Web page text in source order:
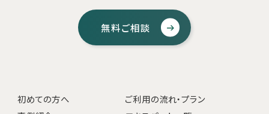
無料ご相談
初めての方へ
ご利用の流れ・プラン